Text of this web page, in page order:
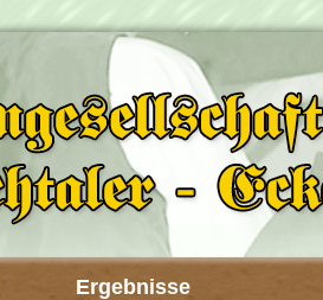
Ergebnisse